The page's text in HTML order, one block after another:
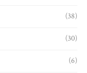
(38)
(30)
(6)